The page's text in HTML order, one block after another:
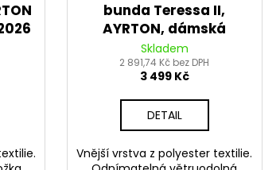
bunda Teressa II,
AYRTON, dámská
(tmavě zelená) 2026
Skladem
2 891,74 Kč bez DPH
3 499 Kč
DETAIL
Vnější vrstva z polyester textilie.